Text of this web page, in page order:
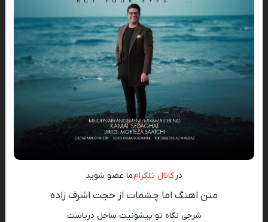
در کانال تلگرامما عضو شوید
متن اهنگ اما چشمات از حجت اشرف زاده
شرجی نگاه تو پیشونیت ساحل دریاست